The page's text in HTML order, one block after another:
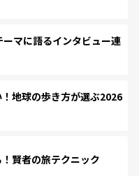
マに語るインタビュー連
地球の歩き方が選ぶ2026
賢者の旅テクニック